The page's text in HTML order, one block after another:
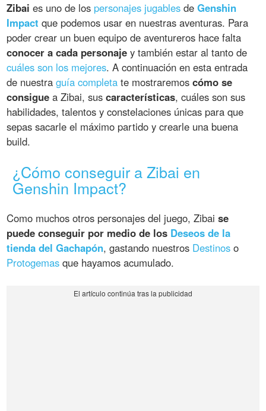
Zibai es uno de los personajes jugables deGenshin
Impact que podemos usar en nuestras aventuras. Para
poder crear un buen equipo de aventureros hace falta
conocer a cada personaje y también estar al tanto de
cuáles son los mejores. A continuación en esta entrada
de nuestraguía completa te mostraremoscómo se
consigue a Zibai, suscaracterísticas, cuáles son sus
habilidades, talentos y constelaciones únicas para que
sepas sacarle el máximo partido y crearle una buena
build.
¿Cómo conseguir a Zibai en
Genshin Impact?
Como muchos otros personajes del juego, Zibaise
puede conseguir por medio de los Deseos de la
tienda del Gachapón, gastando nuestros Destinos o
Protogemas que hayamos acumulado.